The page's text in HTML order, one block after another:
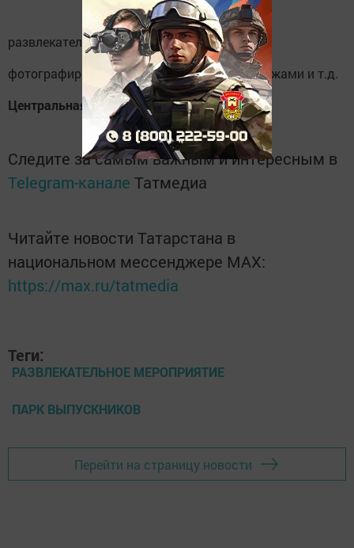
развлекательные игры
фотографирование со сказочными персонажами и т.д.
Центральная библиотека Школа искусств
Следите за самым важным и интересным в
Telegram-канале Татмедиа
Читайте новости Татарстана в
национальном мессенджере MАХ:
https://max.ru/tatmedia
Теги:
РАЗВЛЕКАТЕЛЬНОЕ МЕРОПРИЯТИЕ
ПАРК ВЫПУСКНИКОВ
Перейти на страницу новости